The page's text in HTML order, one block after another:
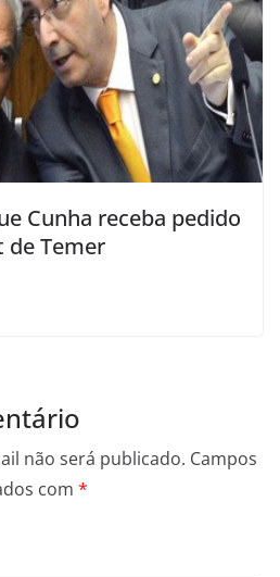
Cunha receba pedido
de Temer
não será publicado. Campos
com *